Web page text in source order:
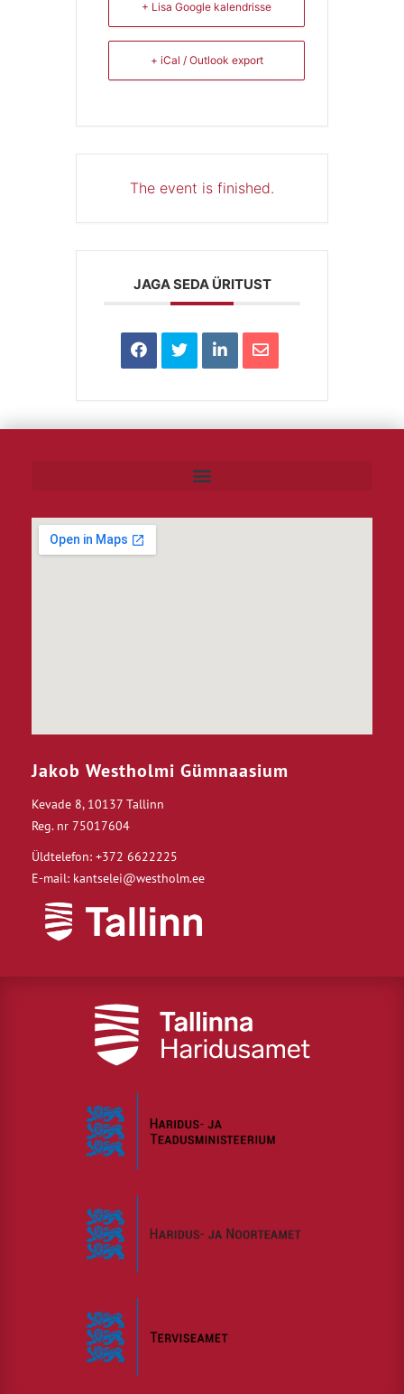
+ Lisa Google kalendrisse
+ iCal / Outlook export
The event is finished.
JAGA SEDA ÜRITUST
Jakob Westholmi Gümnaasium
Kevade 8, 10137 Tallinn
Reg. nr 75017604
Üldtelefon: +372 6622225
E-mail: kantselei@westholm.ee